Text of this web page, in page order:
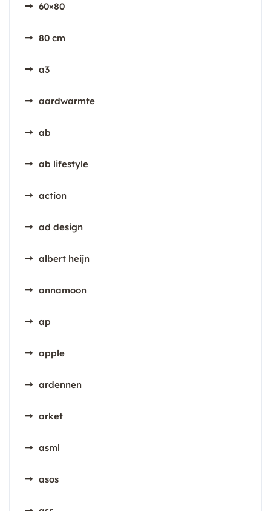
60×80
80 cm
a3
aardwarmte
ab
ab lifestyle
action
ad design
albert heijn
annamoon
ap
apple
ardennen
arket
asml
asos